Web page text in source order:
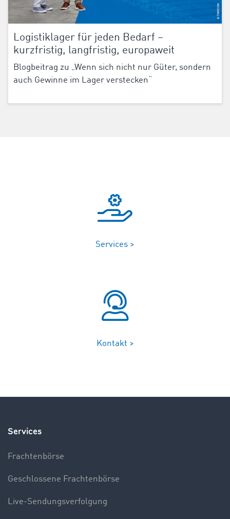
Logistiklager für jeden Bedarf –
kurzfristig, langfristig, europaweit
Blogbeitrag zu „Wenn sich nicht nur Güter, sondern
auch Gewinne im Lager verstecken“
Services >
Kontakt >
Services
Frachtenbörse
Geschlossene Frachtenbörse
Live-Sendungsverfolgung